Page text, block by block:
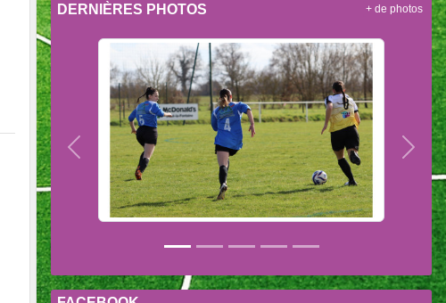
DERNIÈRES PHOTOS
Précedent
+ de photos